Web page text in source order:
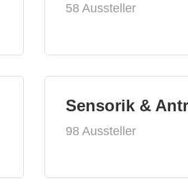
58 Aussteller
Sensorik &
98 Aussteller